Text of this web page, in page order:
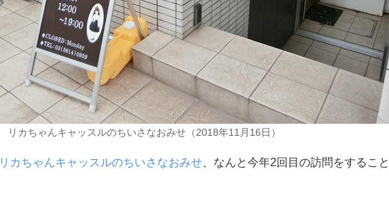
リカちゃんキャッスルのちいさなおみせ（2018年11月16日）
リカちゃんキャッスルのちいさなおみせ 、なんと今年2回目の訪問をすること